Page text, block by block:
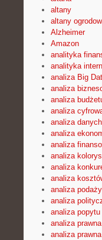
altany
altany
Alzheimer
Amazon
analityka
analityka
analiza Big
analiza
analiza
analiza
analiza danych
analiza
analiza
analiza
analiza
analiza
analiza podaży
analiza
analiza popytu
analiza prawna
analiza